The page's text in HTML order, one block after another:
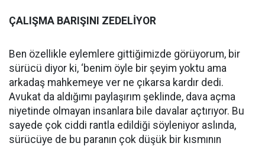
ÇALIŞMA BARIŞINI ZEDELİYOR
Ben özellikle eylemlere gittiğimizde görüyorum, bir
sürücü diyor ki, ‘benim öyle bir şeyim yoktu ama
arkadaş mahkemeye ver ne çıkarsa kardır dedi.
Avukat da aldığımı paylaşırım şeklinde, dava açma
niyetinde olmayan insanlara bile davalar açtırıyor. Bu
sayede çok ciddi rantla edildiği söyleniyor aslında,
sürücüye de bu paranın çok düşük bir kısmının